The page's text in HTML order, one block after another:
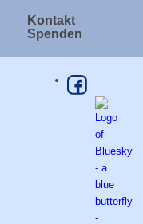
Kontakt
Spenden